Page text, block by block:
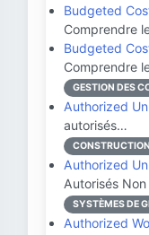
Budgeted
Comprendre
Budgeted
Comprendre
GESTION DES
Authorized
autorisés…
Authorized
Autorisés
SYSTÈMES DE
Authorized